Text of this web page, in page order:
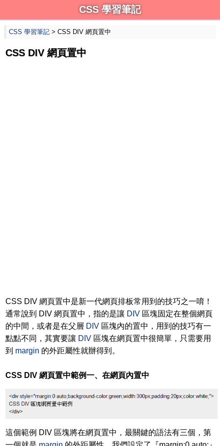
CSS 學習筆記
CSS 學習筆記 > CSS DIV 網頁置中
CSS DIV 網頁置中
CSS DIV 網頁置中是新一代網頁排板常用到的技巧之一唷！
通常說到 DIV 網頁置中，指的是讓 DIV 區塊固定在整個網頁
的中間，或者是在父層 DIV 區塊內的置中，用到的技巧有一
點點不同，其實要讓 DIV 區塊在網頁置中很簡單，只需要用
到 margin 的外距屬性就辦得到。
CSS DIV 網頁置中範例一、在網頁內置中
這個範例 DIV 區塊將在網頁置中，最關鍵的語法有三個，第